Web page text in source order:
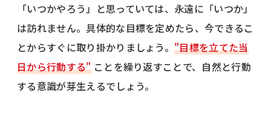
「いつかやろう」と思っていては、永遠に「いつか」
は訪れません。具体的な目標を定めたら、今できるこ
とからすぐに取り掛かりましょう。"目標を立てた当
日から行動する"ことを繰り返すことで、自然と行動
する意識が芽生えるでしょう。